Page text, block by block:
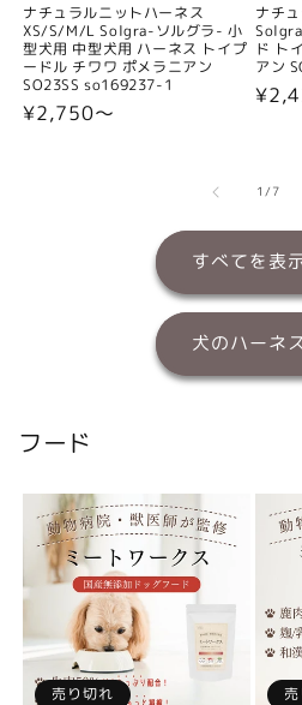
ナチュラルニットハーネス
XS/S/M/L Solgra-ソルグラ- 小
型犬用 中型犬用 ハーネス トイプ
ードル チワワ ポメラニアン
SO23SS so169237-1
通
¥2,750〜
ナチ
ド ト
アン
通
1/の
7
すべてを表
犬のハーネ
フード
売り切れ